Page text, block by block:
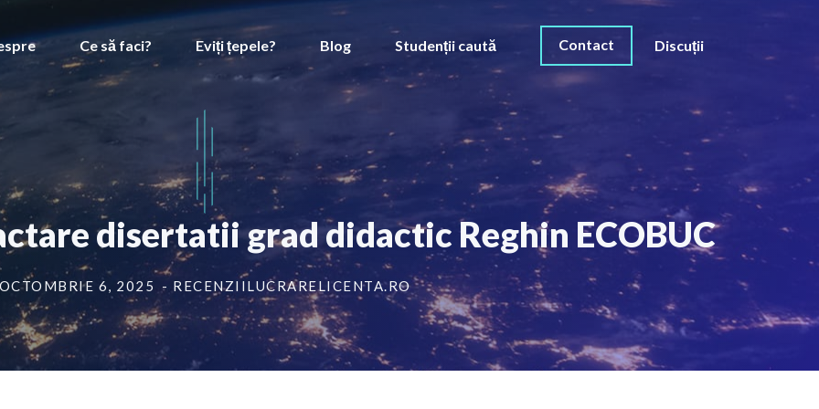
Ce să faci? Eviți țepele? Blog Studenții caută Contact Discuții
disertatii grad didactic Reghin ECOBUC
OCTOMBRIE 6, 2025 - RECENZIILUCRARELICENTA.RO